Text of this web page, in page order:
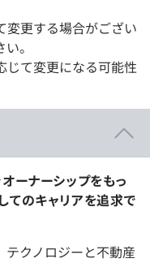
更する場合がござい
。
て変更になる可能性
ーナーシップをもっ
てのキャリアを追求で
テクノロジーと不動産